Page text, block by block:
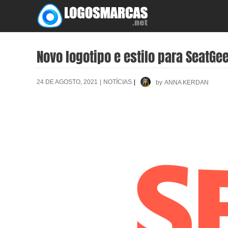
content
Novo logotipo e estilo para
24 DE AGOSTO, 2021 | NOTÍCIAS | by ANNA KERDAN